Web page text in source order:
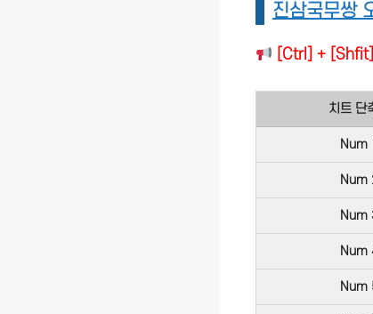
진삼국무쌍
[Ctrl] + [Shfit]
치트 단
Num
Num
Num
Num
Num